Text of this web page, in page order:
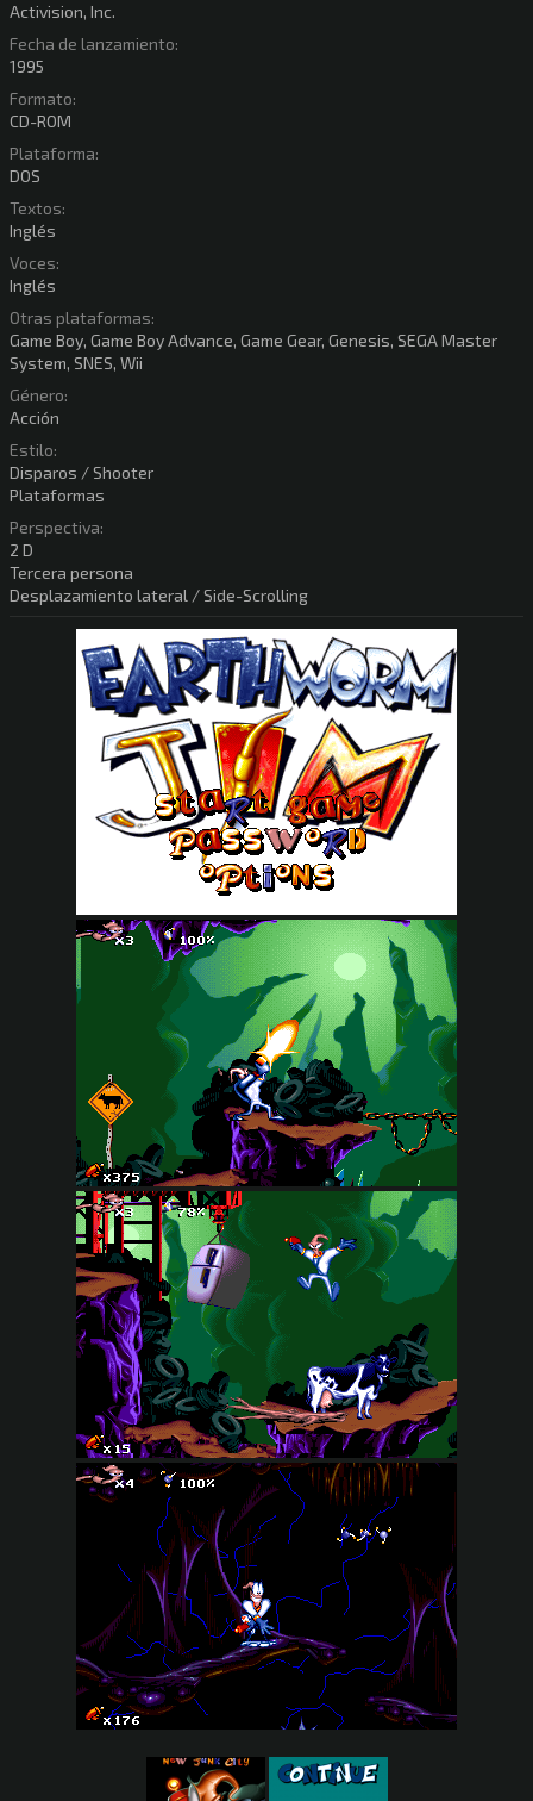
Activision, Inc.
Fecha de lanzamiento:
1995
Formato:
CD-ROM
Plataforma:
DOS
Textos:
Inglés
Voces:
Inglés
Otras plataformas:
Game Boy, Game Boy Advance, Game Gear, Genesis, SEGA Master
System, SNES, Wii
Género:
Acción
Estilo:
Disparos / Shooter
Plataformas
Perspectiva:
2 D
Tercera persona
Desplazamiento lateral / Side-Scrolling